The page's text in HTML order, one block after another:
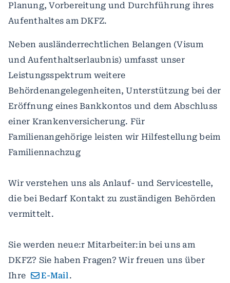
Planung, Vorbereitung und Durchführung ihres
Aufenthaltes am DKFZ.
Neben ausländerrechtlichen Belangen (Visum
und Aufenthaltserlaubnis) umfasst unser
Leistungsspektrum weitere
Behördenangelegenheiten, Unterstützung bei der
Eröffnung eines Bankkontos und dem Abschluss
einer Krankenversicherung. Für
Familienangehörige leisten wir Hilfestellung beim
Familiennachzug
Wir verstehen uns als Anlauf- und Servicestelle,
die bei Bedarf Kontakt zu zuständigen Behörden
vermittelt.
Sie werden neue:r Mitarbeiter:in bei uns am
DKFZ? Sie haben Fragen? Wir freuen uns über
Ihre
E-Mail.